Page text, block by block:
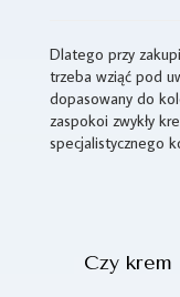
Dlatego przy
trzeba wziąć pod
dopasowany do
zaspokoi zwykły
specjalistycznego
Czy krem